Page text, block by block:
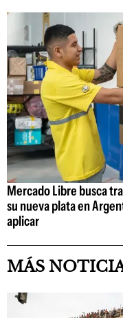
Mercado Libre busca
su nueva plata en
aplicar
MÁS